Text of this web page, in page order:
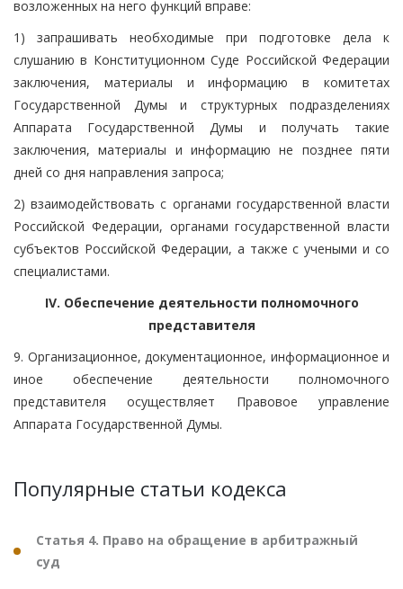
возложенных на него функций вправе:
1) запрашивать необходимые при подготовке дела к
слушанию в Конституционном Суде Российской Федерации
заключения, материалы и информацию в комитетах
Государственной Думы и структурных подразделениях
Аппарата Государственной Думы и получать такие
заключения, материалы и информацию не позднее пяти
дней со дня направления запроса;
2) взаимодействовать с органами государственной власти
Российской Федерации, органами государственной власти
субъектов Российской Федерации, а также с учеными и со
специалистами.
IV. Обеспечение деятельности полномочного
представителя
9. Организационное, документационное, информационное и
иное обеспечение деятельности полномочного
представителя осуществляет Правовое управление
Аппарата Государственной Думы.
Популярные статьи кодекса
Статья 4. Право на обращение в арбитражный
суд